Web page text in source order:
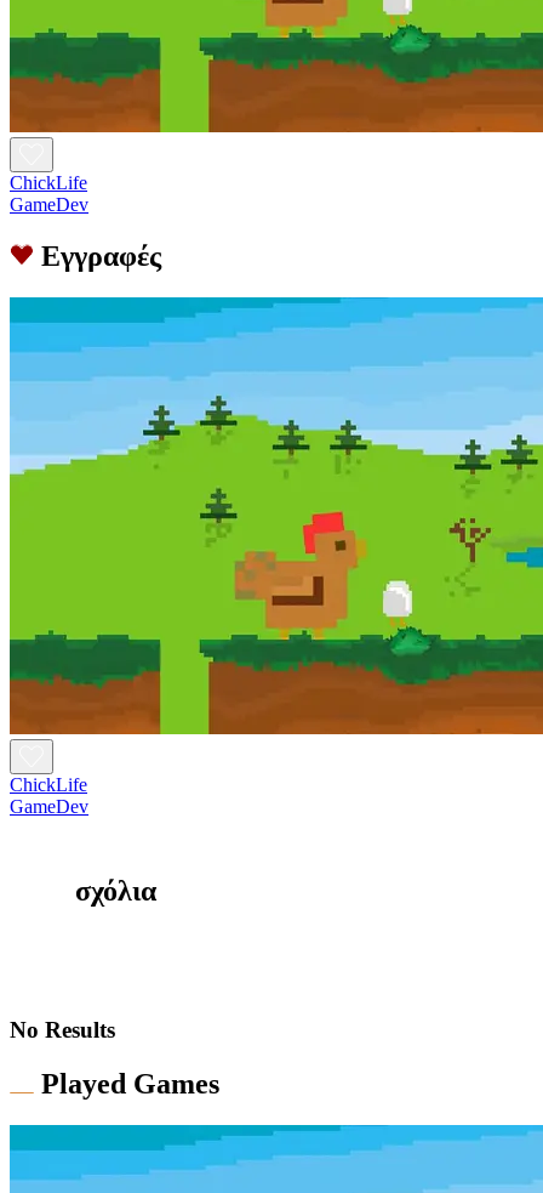
ChickLife
GameDev
Εγγραφές
ChickLife
GameDev
σχόλια
No Results
Played Games